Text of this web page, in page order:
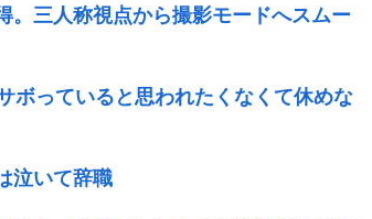
。三人称視点から撮影モードへスムー
っていると思われたくなくて休めな
泣いて辞職